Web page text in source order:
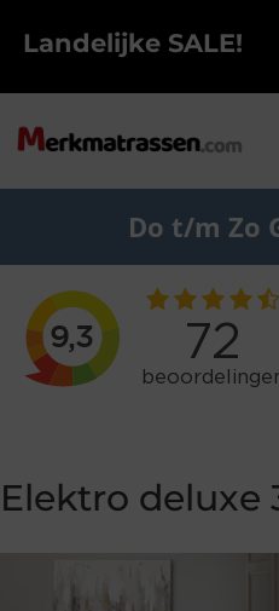
Landelijke SALE!
Do t/m Zo
Elektro deluxe